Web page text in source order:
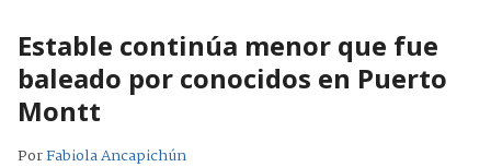
Estable continúa menor que fue
baleado por conocidos en Puerto
Montt
PorFabiola Ancapichún